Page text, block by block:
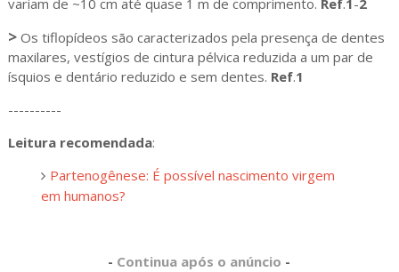
variam de ~10 cm até quase 1 m de comprimento. Ref.1-2
>Os tiflopídeos são caracterizados pela presença de dentes
maxilares, vestígios de cintura pélvica reduzida a um par de
ísquios e dentário reduzido e sem dentes. Ref.1
----------
Leitura recomendada:
Partenogênese: É possível nascimento virgem
em humanos?
- Continua após o anúncio -